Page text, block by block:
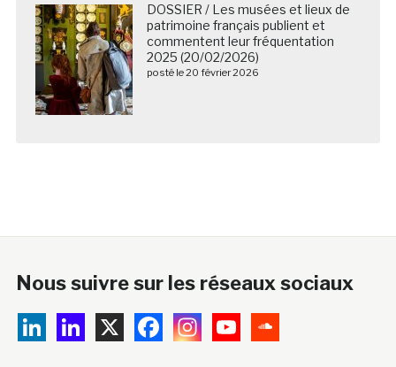
DOSSIER / Les musées et lieux de
patrimoine français publient et
commentent leur fréquentation
2025 (20/02/2026)
posté le 20 février 2026
Nous suivre sur les réseaux sociaux